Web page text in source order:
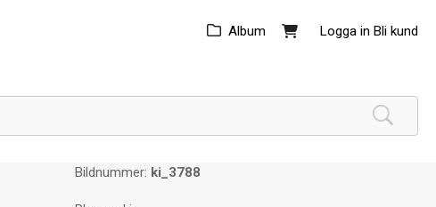
Logga in Bli kund
Album
Bildnummer: ki_3788